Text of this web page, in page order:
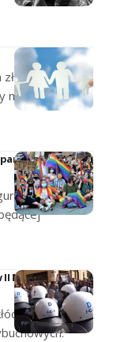
w
ma wprost
II Marszu
próbą